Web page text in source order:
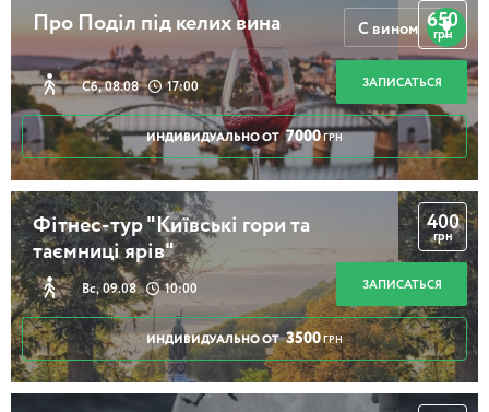
Про Поділ під келих вина
Сб, 08.08 17:00
650
грн
ЗАПИСАТЬСЯ
ИНДИВИДУАЛЬНО ОТ 7000 ГРН
С вином
Фітнес-тур "Київські гори та
таємниці ярів"
Вс, 09.08 10:00
400
грн
ЗАПИСАТЬСЯ
ИНДИВИДУАЛЬНО ОТ 3500 ГРН